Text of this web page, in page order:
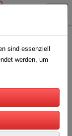
(6)
sind essenziell
werden, um